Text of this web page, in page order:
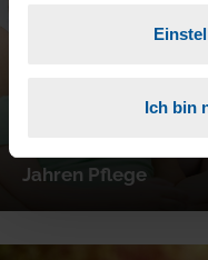
Ich bin
Jahren Pflege